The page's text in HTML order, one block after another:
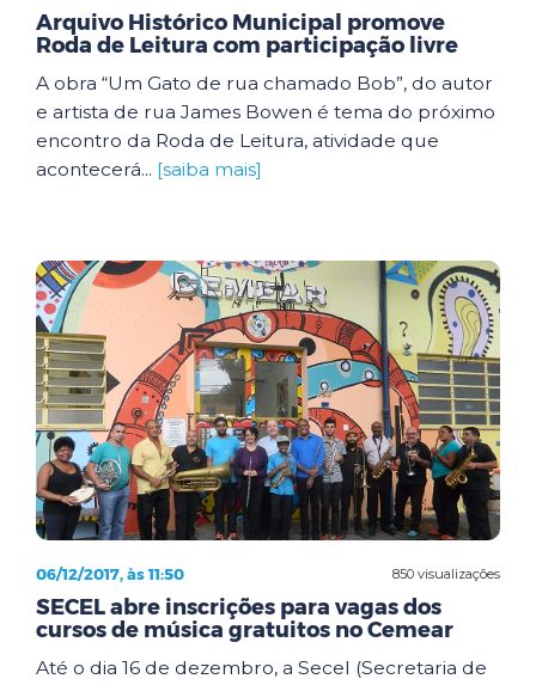
Arquivo Histórico Municipal promove
Roda de Leitura com participação livre
A obra “Um Gato de rua chamado Bob”, do autor
e artista de rua James Bowen é tema do próximo
encontro da Roda de Leitura, atividade que
acontecerá... [saiba mais]
850 visualizações
06/12/2017, às 11:50
SECEL abre inscrições para vagas dos
cursos de música gratuitos no Cemear
Até o dia 16 de dezembro, a Secel (Secretaria de